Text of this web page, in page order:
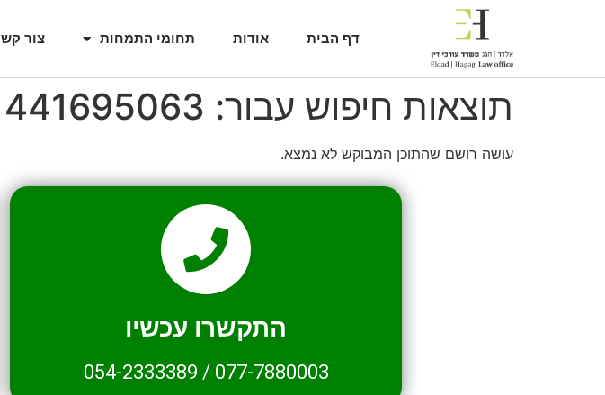
דף הבית אודות תחומי התמחות צור
תוצאות חיפוש עבור:
עושה רושם שהתוכן המבוקש לא נמצא.
התקשרו עכשיו
077-7880003
/
054-2333389